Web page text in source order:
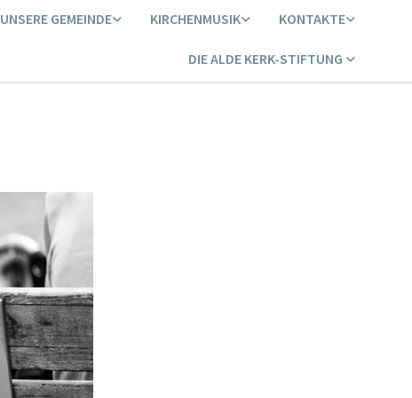
UNSERE GEMEINDE KIRCHENMUSIK KONTAKTE
DIE ALDE KERK-STIFTUNG